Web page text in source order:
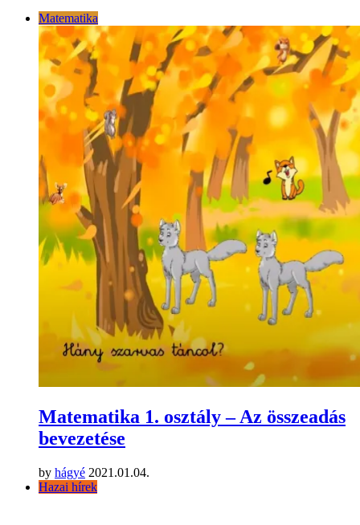
Matematika
Matematika 1. osztály – Az összeadás
bevezetése
by hágyé 2021.01.04.
Hazai hírek